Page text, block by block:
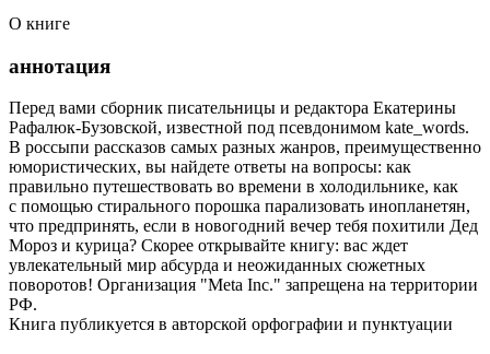
О книге
аннотация
Перед вами сборник писательницы и редактора Екатерины
Рафалюк-Бузовской, известной под псевдонимом kate_words.
В россыпи рассказов самых разных жанров, преимущественно
юмористических, вы найдете ответы на вопросы: как
правильно путешествовать во времени в холодильнике, как
с помощью стирального порошка парализовать инопланетян,
что предпринять, если в новогодний вечер тебя похитили Дед
Мороз и курица? Скорее открывайте книгу: вас ждет
увлекательный мир абсурда и неожиданных сюжетных
поворотов! Организация "Meta Inc." запрещена на территории
РФ.
Книга публикуется в авторской орфографии и пунктуации